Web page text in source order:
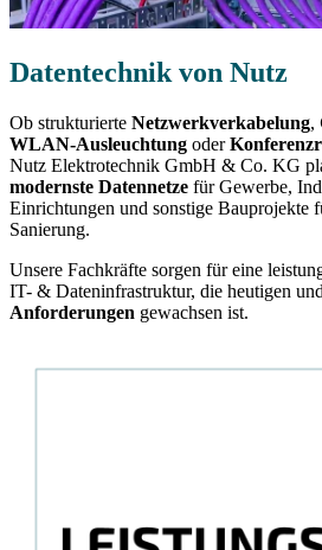
Datentechnik von Nutz
Ob strukturierte Netzwerkverkabelung,
WLAN-Ausleuchtung oder
Nutz Elektrotechnik GmbH & Co. KG
modernste Datennetze für Gewerbe,
Einrichtungen und sonstige Bauprojekte
Sanierung.
Unsere Fachkräfte sorgen für eine
IT- & Dateninfrastruktur, die heutigen und
Anforderungen gewachsen ist.